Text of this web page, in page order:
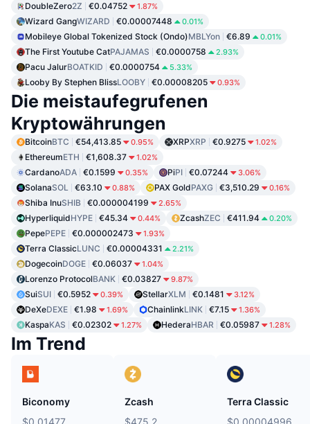
DoubleZero2Z €0.04752 1.87%
Wizard GangWIZARD €0.00007448 0.01%
Mobileye Global Tokenized Stock (Ondo)MBLYon €6.89 0.01%
The First Youtube CatPAJAMAS €0.0000758 2.93%
Pacu JalurBOATKID €0.0000754 5.33%
Looby By Stephen BlissLOOBY €0.00008205 0.93%
Die meistaufegrufenen
Kryptowährungen
BitcoinBTC €54,413.85 0.95% XRPXRP €0.9275 1.02%
EthereumETH €1,608.37 1.02%
CardanoADA €0.1599 0.35% PiPI €0.07244 3.06%
SolanaSOL €63.10 0.88% PAX GoldPAXG €3,510.29 0.16%
Shiba InuSHIB €0.000004199 2.65%
HyperliquidHYPE €45.34 0.44% ZcashZEC €411.94 0.20%
PepePEPE €0.000002473 1.93%
Terra ClassicLUNC €0.00004331 2.21%
DogecoinDOGE €0.06037 1.04%
Lorenzo ProtocolBANK €0.03827 9.87%
SuiSUI €0.5952 0.39% StellarXLM €0.1481 3.12%
DeXeDEXE €1.98 1.69% ChainlinkLINK €7.15 1.36%
KaspaKAS €0.02302 1.27% HederaHBAR €0.05987 1.28%
Im Trend
Biconomy
Zcash
Terra Classic